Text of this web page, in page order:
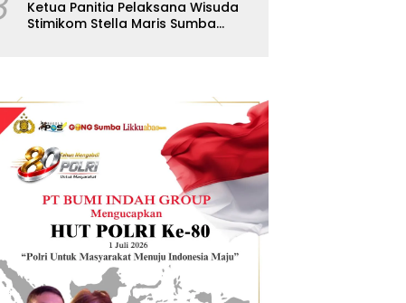
Ketua Panitia Pelaksana Wisuda
Stimikom Stella Maris Sumba